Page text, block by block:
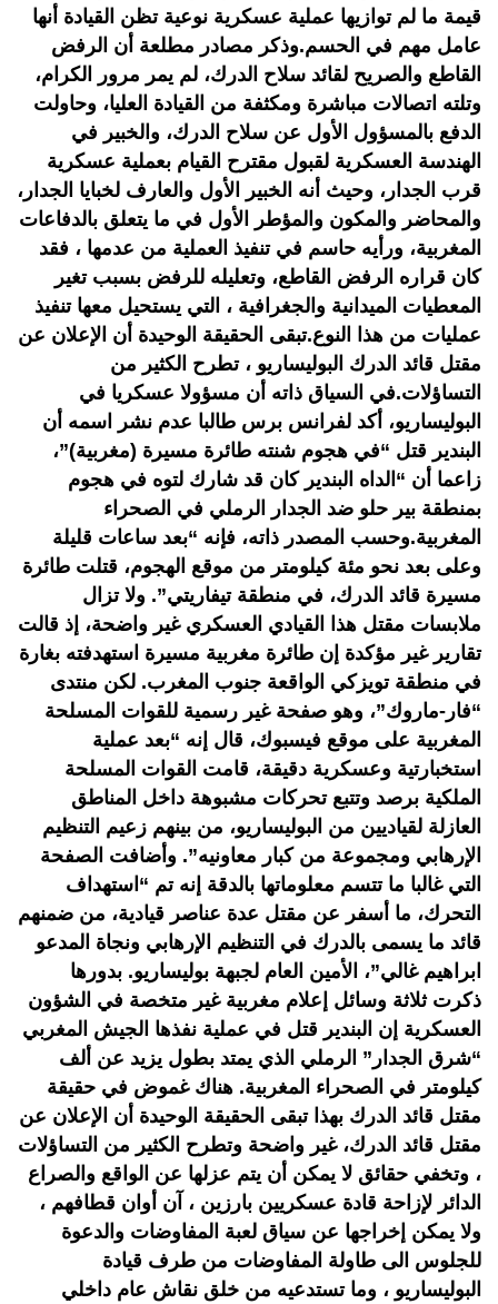
قيمة ما لم توازيها عملية عسكرية نوعية تظن القيادة أنها
عامل مهم في الحسم.وذكر مصادر مطلعة أن الرفض
القاطع والصريح لقائد سلاح الدرك، لم يمر مرور الكرام،
وتلته اتصالات مباشرة ومكثفة من القيادة العليا، وحاولت
الدفع بالمسؤول الأول عن سلاح الدرك، والخبير في
الهندسة العسكرية لقبول مقترح القيام بعملية عسكرية
قرب الجدار، وحيث أنه الخبير الأول والعارف لخبايا الجدار،
والمحاضر والمكون والمؤطر الأول في ما يتعلق بالدفاعات
المغربية، ورأيه حاسم في تنفيذ العملية من عدمها ، فقد
كان قراره الرفض القاطع، وتعليله للرفض بسبب تغير
المعطيات الميدانية والجغرافية ، التي يستحيل معها تنفيذ
عمليات من هذا النوع.تبقى الحقيقة الوحيدة أن الإعلان عن
مقتل قائد الدرك البوليساريو ، تطرح الكثير من
التساؤلات.في السياق ذاته أن مسؤولا عسكريا في
البوليساريو، أكد لفرانس برس طالبا عدم نشر اسمه أن
البندير قتل “في هجوم شنته طائرة مسيرة (مغربية)”،
زاعما أن “الداه البندير كان قد شارك لتوه في هجوم
بمنطقة بير حلو ضد الجدار الرملي في الصحراء
المغربية.وحسب المصدر ذاته، فإنه “بعد ساعات قليلة
وعلى بعد نحو مئة كيلومتر من موقع الهجوم، قتلت طائرة
مسيرة قائد الدرك، في منطقة تيفاريتي”. ولا تزال
ملابسات مقتل هذا القيادي العسكري غير واضحة، إذ قالت
تقارير غير مؤكدة إن طائرة مغربية مسيرة استهدفته بغارة
في منطقة تويزكي الواقعة جنوب المغرب. لكن منتدى
“فار-ماروك”، وهو صفحة غير رسمية للقوات المسلحة
المغربية على موقع فيسبوك، قال إنه “بعد عملية
استخبارتية وعسكرية دقيقة، قامت القوات المسلحة
الملكية برصد وتتبع تحركات مشبوهة داخل المناطق
العازلة لقياديين من البوليساريو، من بينهم زعيم التنظيم
الإرهابي ومجموعة من كبار معاونيه”. وأضافت الصفحة
التي غالبا ما تتسم معلوماتها بالدقة إنه تم “استهداف
التحرك، ما أسفر عن مقتل عدة عناصر قيادية، من ضمنهم
قائد ما يسمى بالدرك في التنظيم الإرهابي ونجاة المدعو
ابراهيم غالي”، الأمين العام لجبهة بوليساريو. بدورها
ذكرت ثلاثة وسائل إعلام مغربية غير متخصة في الشؤون
العسكرية إن البندير قتل في عملية نفذها الجيش المغربي
“شرق الجدار” الرملي الذي يمتد بطول يزيد عن ألف
كيلومتر في الصحراء المغربية. هناك غموض في حقيقة
مقتل قائد الدرك بهذا تبقى الحقيقة الوحيدة أن الإعلان عن
مقتل قائد الدرك، غير واضحة وتطرح الكثير من التساؤلات
، وتخفي حقائق لا يمكن أن يتم عزلها عن الواقع والصراع
الدائر لإزاحة قادة عسكريين بارزين ، آن أوان قطافهم ،
ولا يمكن إخراجها عن سياق لعبة المفاوضات والدعوة
للجلوس الى طاولة المفاوضات من طرف قيادة
البوليساريو ، وما تستدعيه من خلق نقاش عام داخلي